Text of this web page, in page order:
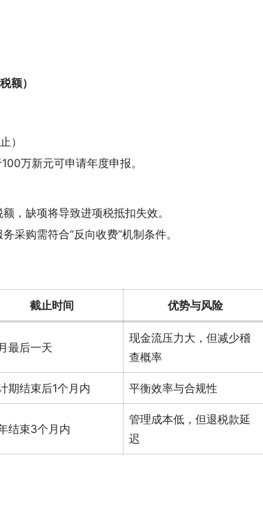
额）
）
100万新元可申请年度申报。
，缺项将导致进项税抵扣失效。
采购需符合“反向收费”机制条件。
截止时间 优势与风险
最后一天
现金流压力大，但减少稽
查概率
期结束后1个月内 平衡效率与合规性
结束3个月内
管理成本低，但退税款延
迟